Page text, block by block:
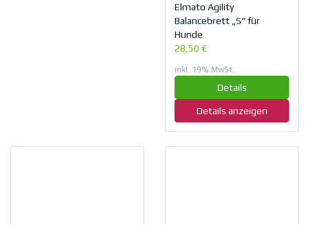
Elmato Agility
Balancebrett „S“ für
Hunde
28,50 €
inkl. 19% MwSt.
Details
Details anzeigen